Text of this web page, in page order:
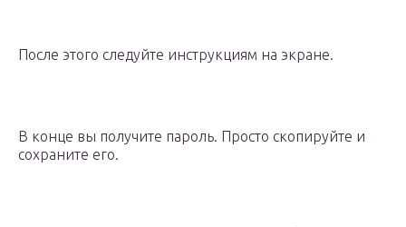
После этого следуйте инструкциям на экране.
В конце вы получите пароль. Просто скопируйте и
сохраните его.